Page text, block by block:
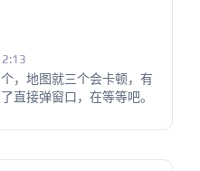
，地图就三个会卡顿，有
直接弹窗口，在等等吧。